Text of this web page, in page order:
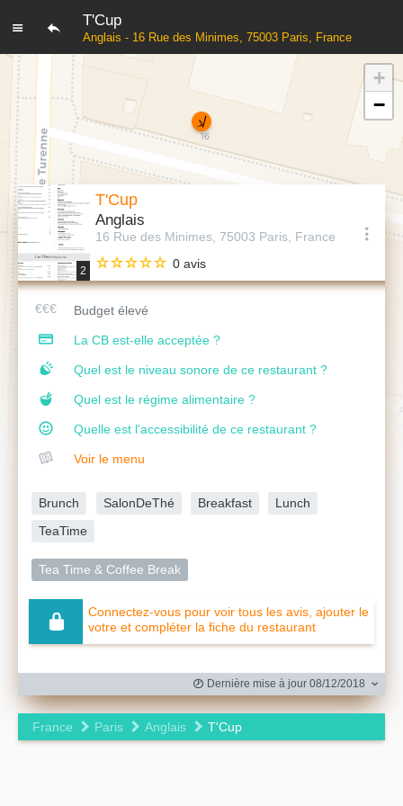
T'Cup
Anglais - 16 Rue des Minimes, 75003 Paris, France
2
T'Cup
Anglais
16 Rue des Minimes, 75003 Paris, France
0 avis
Budget élevé
La CB est-elle acceptée ?
Quel est le niveau sonore de ce restaurant ?
Quel est le régime alimentaire ?
Quelle est l'accessibilité de ce restaurant ?
Voir le menu
Brunch SalonDeThé Breakfast
Lunch
TeaTime
Tea Time & Coffee Break
Connectez-vous pour voir tous les avis, ajouter le
votre et compléter la fiche du restaurant
Dernière mise à jour 08/12/2018
France Paris Anglais T'Cup
+
−